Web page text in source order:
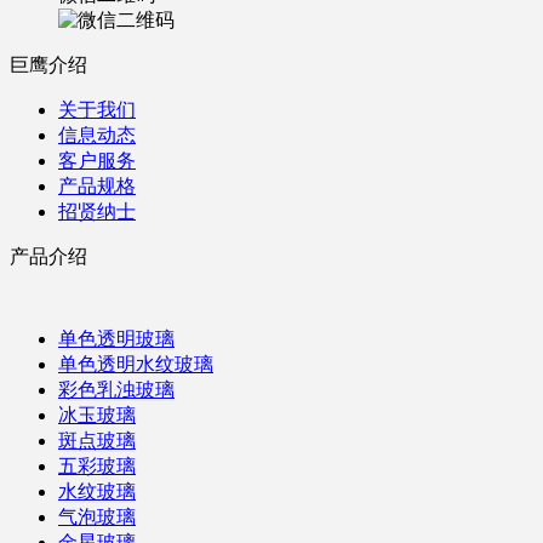
巨鹰介绍
关于我们
信息动态
客户服务
产品规格
招贤纳士
产品介绍
单色透明玻璃
单色透明水纹玻璃
彩色乳浊玻璃
冰玉玻璃
斑点玻璃
五彩玻璃
水纹玻璃
气泡玻璃